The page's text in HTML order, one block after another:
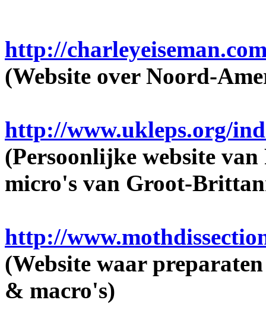
http://
(Website over Noord-
http://www.ukleps.org/
(Persoonlijke website
micro's van Groot-
http://
(Website waar
& macro's)